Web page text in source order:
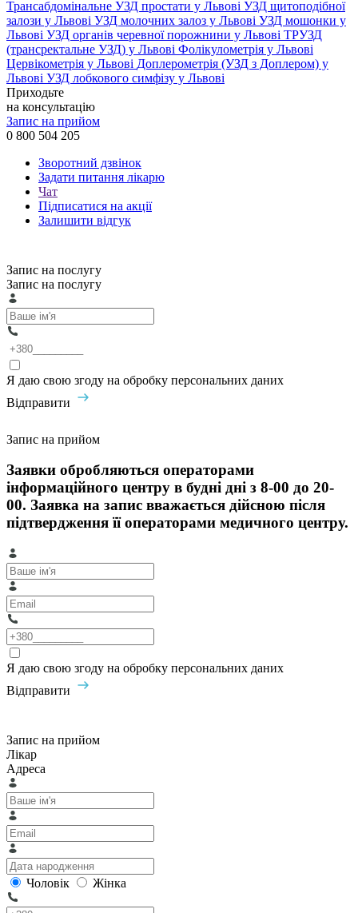
Трансабдомінальне УЗД простати у Львові УЗД щитоподібної
залози у Львові УЗД молочних залоз у Львові УЗД мошонки у
Львові УЗД органів черевної порожнини у Львові ТРУЗД
(трансректальне УЗД) у Львові Фолікулометрія у Львові
Цервікометрія у Львові Доплерометрія (УЗД з Доплером) у
Львові УЗД лобкового симфізу у Львові
Приходьте
на консультацію
Запис на прийом
0 800 504 205
Зворотний дзвінок
Задати питання лікарю
Чат
Підписатися на акції
Залишити відгук
Запис на послугу
Запис на послугу
Я даю свою згоду на обробку персональних даних
Відправити
Запис на прийом
Заявки обробляються операторами
інформаційного центру в будні дні з 8-00 до 20-
00. Заявка на запис вважається дійсною після
підтвердження її операторами медичного центру.
Я даю свою згоду на обробку персональних даних
Відправити
Запис на прийом
Лікар
Адреса
Чоловік Жінка